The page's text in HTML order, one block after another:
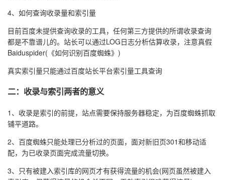
4、如何查询收录量和索引量
目前百度未提供查询收录的工具，任何第三方提供的所谓收录查询
都是不靠谱儿的。站长可以通过LOG日志分析估算收录，注意真假
Baiduspider(《如何识别百度蜘蛛》)
真实索引量只能通过百度站长平台索引量工具查询
二：收录与索引两者的意义
1、收录是索引的前提，站点需要保持服务器稳定，为百度蜘蛛抓取
铺平道路。
2、百度蜘蛛只能处理已分析过的页面，面对新旧页301和移动适
配，为已收录页面完成流量切换。
3、只有被建入索引库的网页才有获得流量的机会(网页虽然被建入